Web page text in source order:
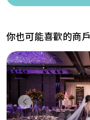
你也可能喜歡的商戶
Previous